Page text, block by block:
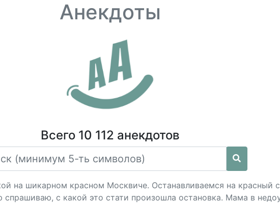
Анекдоты
Всего 10 112 анекдотов
на шикарном красном Москвиче. Останавливаемся на красный
спрашиваю, с какой это стати произошла остановка. Мама в